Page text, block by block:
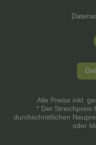
Alle Preise inkl.
* Der Streichpreis
durchschnittlichen
oder